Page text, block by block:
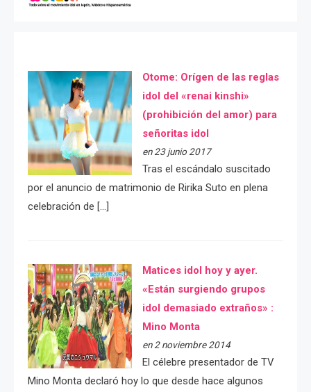
Otome: Orígen de las reglas
idol del «renai kinshi»
(prohibición del amor) para
señoritas idol
en 23 junio 2017
Tras el escándalo suscitado
por el anuncio de matrimonio de Ririka Suto en plena
celebración de […]
Matices idol hoy y ayer.
«Están surgiendo grupos
idol demasiado extraños» :
Mino Monta
en 2 noviembre 2014
El célebre presentador de TV
Mino Monta declaró hoy lo que desde hace algunos